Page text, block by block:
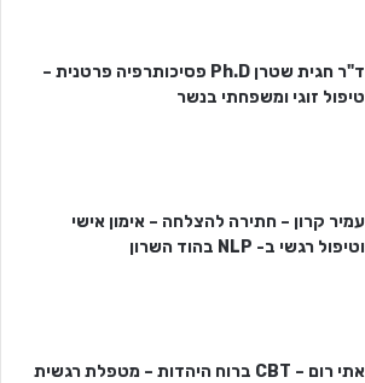
ד"ר חגית שטרן Ph.D פסיכותרפיה פרטנית –
טיפול זוגי ומשפחתי בנשר
עמיר קרון – חתירה להצלחה – אימון אישי
וטיפול רגשי ב- NLP בהוד השרון
אתי רום – CBT ברוח היהדות – מטפלת רגשית